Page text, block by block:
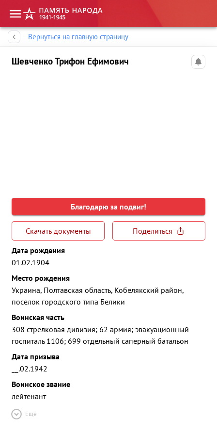
Вернуться на главную страницу
Шевченко Трифон Ефимович
Благодарю за подвиг!
Скачать документы
Поделиться
Дата рождения
01.02.1904
Место рождения
Украина, Полтавская область, Кобелякский район,
поселок городского типа Белики
Воинская часть
308 стрелковая дивизия; 62 армия; эвакуационный
госпиталь 1106; 699 отдельный саперный батальон
Дата призыва
__.02.1942
Воинское звание
лейтенант
Ещё
Память народа